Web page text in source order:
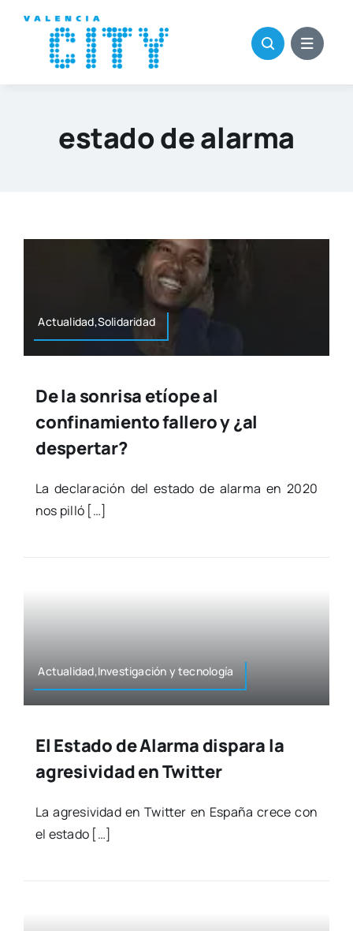
contenido
estado de alarma
Actualidad,Solidaridad
De la sonrisa etíope al
confinamiento fallero y ¿al
despertar?
La decla­ra­ción del esta­do de alar­ma en 2020
nos pilló […]
Actualidad,Investigación y tec­no­lo­gía
El Estado de Alarma dispara la
agresividad en Twitter
La agre­si­vi­dad en Twit­ter en Espa­ña cre­ce con
el esta­do […]